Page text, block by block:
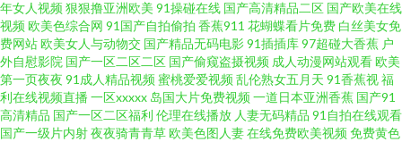
91 婷婷色黑料91 人妻tv AV日韩 五月婷婷色网站 亚洲春色综合另类 午夜色鬼
导航 男人天堂网AV 91干逼电影 91日本 精品少妇蜜91 日韩性感传媒 超碰97
天天操 亚洲中文日韩tv 51豆花每日更新 久久欧洲精品 欧美另类性 白丝学姐
年女人视频狠狠撸亚洲欧美 91操碰在线 国产高清精品二区 国产欧美在线
视频欧美色综合网 91国产自拍偷拍 香蕉911 花蝴蝶看片免费 白丝美女免
费网站欧美女人与动物交 国产精品无码电影91插插库97超碰大香蕉 户
外自慰影院 国产一区二区二区 国产偷窥盗摄视频 成人动漫网站观看欧美
第一页夜夜 91成人精品视频蜜桃爱爱视频乱伦熟女五月天 91香蕉视福
利在线视频直播 一区xxxxx 岛国大片免费视频一道日本亚洲香蕉 国产91
高清精品 国产一区二区福利 伦理在线播放 人妻无码精品 91自拍在线观看
国产一级片内射夜夜骑青青草欧美色图人妻在线免费欧美视频免费黄色